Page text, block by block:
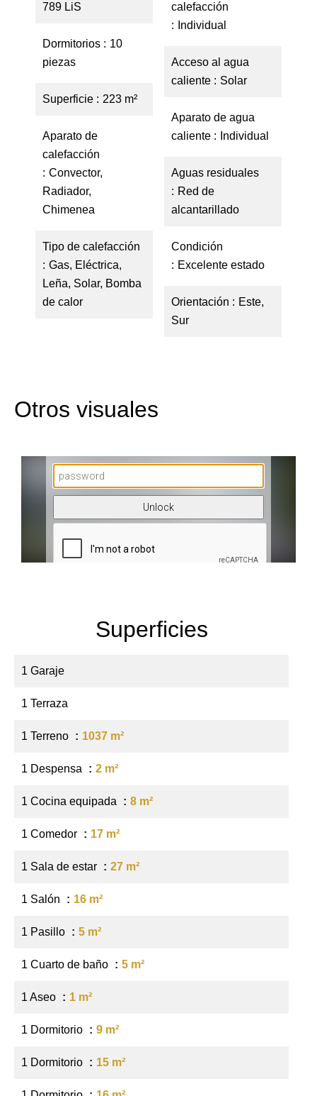
789 LiS
Dormitorios
10
piezas
Superficie 223 m²
Aparato de
calefacción
Convector,
Radiador,
Chimenea
Tipo de calefacción
Gas, Eléctrica,
Leña, Solar, Bomba
de calor
calefacción
Individual
Acceso al agua
caliente
Solar
Aparato de agua
caliente
Individual
Aguas residuales
Red de
alcantarillado
Condición
Excelente estado
Orientación
Este,
Sur
Otros visuales
Superficies
1 Garaje
1 Terraza
1 Terreno 1037 m²
1 Despensa 2 m²
1 Cocina equipada 8 m²
1 Comedor 17 m²
1 Sala de estar 27 m²
1 Salón 16 m²
1 Pasillo 5 m²
1 Cuarto de baño 5 m²
1 Aseo 1 m²
1 Dormitorio 9 m²
1 Dormitorio 15 m²